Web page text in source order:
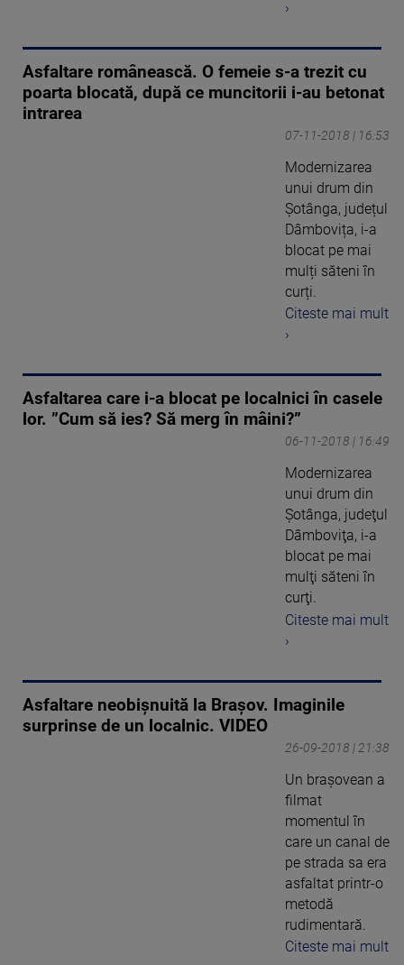
›
Asfaltare românească. O femeie s-a trezit cu
poarta blocată, după ce muncitorii i-au betonat
intrarea
07-11-2018 | 16:53
Modernizarea
unui drum din
Şotânga, județul
Dâmbovița, i-a
blocat pe mai
mulți săteni în
curți.
Citeste mai mult
›
Asfaltarea care i-a blocat pe localnici în casele
lor. ”Cum să ies? Să merg în mâini?”
06-11-2018 | 16:49
Modernizarea
unui drum din
Şotânga, judeţul
Dâmboviţa, i-a
blocat pe mai
mulţi săteni în
curţi.
Citeste mai mult
›
Asfaltare neobișnuită la Brașov. Imaginile
surprinse de un localnic. VIDEO
26-09-2018 | 21:38
Un brașovean a
filmat
momentul în
care un canal de
pe strada sa era
asfaltat printr-o
metodă
rudimentară.
Citeste mai mult